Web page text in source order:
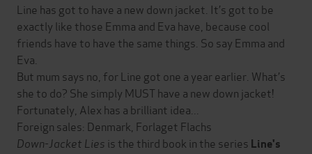
Line has got to have a new down jacket. It’s got to be
exactly like those Emma and Eva have, because cool
friends have to have the same things. So say Emma and
Eva.
But mum says no, for Line got one a year earlier. What’s
she to do? She simply MUST have a new down jacket!
Fortunately, Alex has a brilliant idea...
Foreign sales: Denmark, Forlaget Flachs
Down-Jacket Lies is the third book in the series Line's